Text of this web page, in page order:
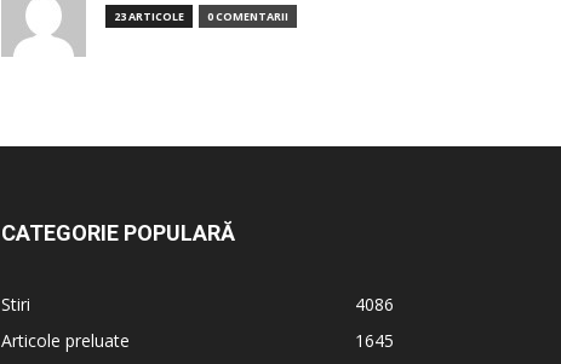
23 ARTICOLE 0 COMENTARII
CATEGORIE POPULARĂ
Stiri
4086
Articole preluate
1645